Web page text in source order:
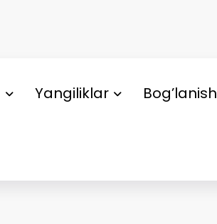
Yangiliklar Bog’lanish